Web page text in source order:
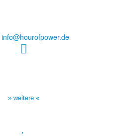
info@hourofpower.de
» weitere «